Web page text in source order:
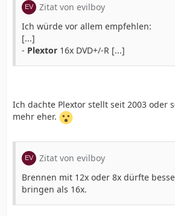
Zitat von evilboy
Ich würde vor allem empfehlen:
[...]
- Plextor 16x DVD+/-R [...]
Ich dachte Plextor stellt seit 2003 oder
mehr eher.
Zitat von evilboy
Brennen mit 12x oder 8x dürfte
bringen als 16x.